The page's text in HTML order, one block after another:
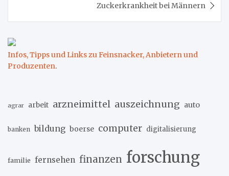
Zuckerkrankheit bei Männern
Infos, Tipps und Links zu Feinsnacker, Anbietern und
Produzenten.
agrar arbeit arzneimittel auszeichnung auto
banken bildung boerse computer digitalisierung
familie fernsehen finanzen forschung